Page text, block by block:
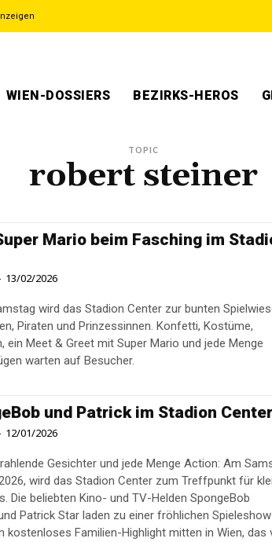
WIEN-DOSSIERS BEZIRKS-HEROS
TOPIC
robert steiner
Mario beim Fasching im
13/02/2026
wird das Stadion Center zur bunten
Piraten und Prinzessinnen. Konfetti, Kostüme,
ein Meet & Greet mit Super Mario und jede Menge
warten auf Besucher.
und Patrick im Stadion
12/01/2026
Gesichter und jede Menge Action: Am
wird das Stadion Center zum Treffpunkt für
Die beliebten Kino- und TV-Helden SpongeBob
Patrick Star laden zu einer fröhlichen Spieleshow
kostenloses Familien-Highlight mitten in Wien, das